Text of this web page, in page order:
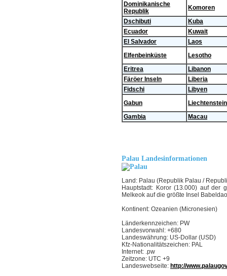
Dominikanische
Republik
Komoren
Dschibuti
Kuba
Ecuador
Kuwait
El Salvador
Laos
Elfenbeinküste
Lesotho
Eritrea
Libanon
Färöer Inseln
Liberia
Fidschi
Libyen
Gabun
Liechtenstein
Gambia
Macau
Palau Landesinformationen
Land: Palau (Republik Palau /
Hauptstadt: Koror (13.000) auf der
Melkeok auf die größte Insel
Kontinent: Ozeanien (Micronesien)
Länderkennzeichen: PW
Landesvorwahl: +680
Landeswährung: US-Dollar (USD)
Kfz-Nationalitätszeichen: PAL
Internet: .pw
Zeitzone: UTC +9
Landeswebseite: http://